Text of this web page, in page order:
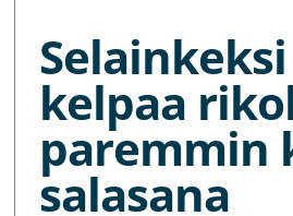
Selainkeksi
kelpaa
paremmin
salasana